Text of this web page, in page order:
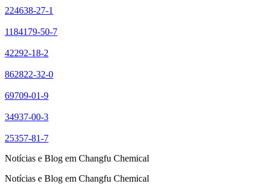
224638-27-1
1184179-50-7
42292-18-2
862822-32-0
69709-01-9
34937-00-3
25357-81-7
Notícias e Blog em Changfu Chemical
Notícias e Blog em Changfu Chemical